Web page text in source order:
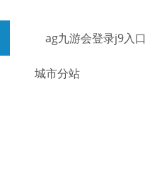
ag九游会登录j9入口
城市分站